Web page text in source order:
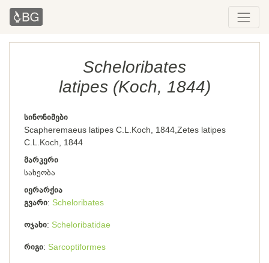
Scheloribates
latipes (Koch, 1844)
სინონიმები
Scapheremaeus latipes C.L.Koch, 1844,Zetes latipes
C.L.Koch, 1844
მარკერი
სახეობა
იერარქია
გვარი Scheloribates
ოჯახი Scheloribatidae
რიგი Sarcoptiformes